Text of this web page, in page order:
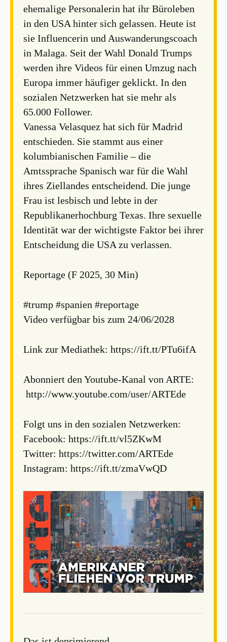
ehemalige Personalerin hat ihr Büroleben
in den USA hinter sich gelassen. Heute ist
sie Influencerin und Auswanderungscoach
in Malaga. Seit der Wahl Donald Trumps
werden ihre Videos für einen Umzug nach
Europa immer häufiger geklickt. In den
sozialen Netzwerken hat sie mehr als
65.000 Follower.
Vanessa Velasquez hat sich für Madrid
entschieden. Sie stammt aus einer
kolumbianischen Familie – die
Amtssprache Spanisch war für die Wahl
ihres Ziellandes entscheidend. Die junge
Frau ist lesbisch und lebte in der
Republikanerhochburg Texas. Ihre sexuelle
Identität war der wichtigste Faktor bei ihrer
Entscheidung die USA zu verlassen.
Reportage (F 2025, 30 Min)
#trump #spanien #reportage
Video verfügbar bis zum 24/06/2028
Link zur Mediathek: https://ift.tt/PTu6ifA
Abonniert den Youtube-Kanal von ARTE:
http://www.youtube.com/user/ARTEde
Folgt uns in den sozialen Netzwerken:
Facebook: https://ift.tt/vl5ZKwM
Twitter: https://twitter.com/ARTEde
Instagram: https://ift.tt/zmaVwQD